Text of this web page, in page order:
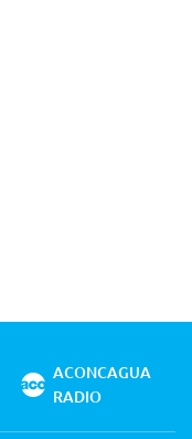
ACONCAGUA
RADIO